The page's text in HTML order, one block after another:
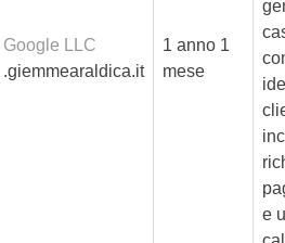
Google LLC
.giemmearaldica.it
1 anno 1
mese
e